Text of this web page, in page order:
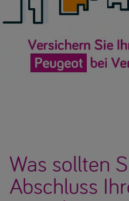
Was sollten
Abschluss